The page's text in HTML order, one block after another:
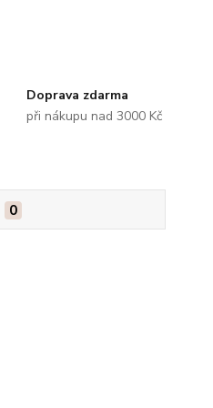
Doprava zdarma
při nákupu nad 3000 Kč
0